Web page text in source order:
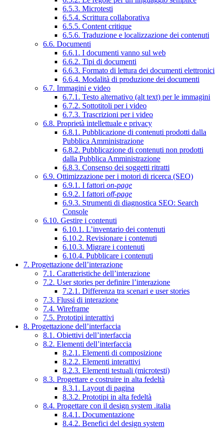
6.5.3. Microtesti
6.5.4. Scrittura collaborativa
6.5.5. Content critique
6.5.6. Traduzione e localizzazione dei contenuti
6.6. Documenti
6.6.1. I documenti vanno sul web
6.6.2. Tipi di documenti
6.6.3. Formato di lettura dei documenti elettronici
6.6.4. Modalità di produzione dei documenti
6.7. Immagini e video
6.7.1. Testo alternativo (alt text) per le immagini
6.7.2. Sottotitoli per i video
6.7.3. Trascrizioni per i video
6.8. Proprietà intellettuale e privacy
6.8.1. Pubblicazione di contenuti prodotti dalla
Pubblica Amministrazione
6.8.2. Pubblicazione di contenuti non prodotti
dalla Pubblica Amministrazione
6.8.3. Consenso dei soggetti ritratti
6.9. Ottimizzazione per i motori di ricerca (SEO)
6.9.1. I fattori on-page
6.9.2. I fattori off-page
6.9.3. Strumenti di diagnostica SEO: Search
Console
6.10. Gestire i contenuti
6.10.1. L’inventario dei contenuti
6.10.2. Revisionare i contenuti
6.10.3. Migrare i contenuti
6.10.4. Pubblicare i contenuti
7. Progettazione dell’interazione
7.1. Caratteristiche dell’interazione
7.2. User stories per definire l’interazione
7.2.1. Differenza tra scenari e user stories
7.3. Flussi di interazione
7.4. Wireframe
7.5. Prototipi interattivi
8. Progettazione dell’interfaccia
8.1. Obiettivi dell’interfaccia
8.2. Elementi dell’interfaccia
8.2.1. Elementi di composizione
8.2.2. Elementi interattivi
8.2.3. Elementi testuali (microtesti)
8.3. Progettare e costruire in alta fedeltà
8.3.1. Layout di pagina
8.3.2. Prototipi in alta fedeltà
8.4. Progettare con il design system .italia
8.4.1. Documentazione
8.4.2. Benefici del design system